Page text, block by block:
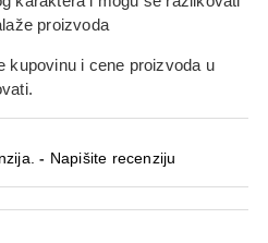
proizvoda
kupovinu i cene proizvoda u
- Napišite recenziju